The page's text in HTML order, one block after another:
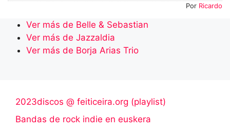
Por Ricardo
Ver más de Belle & Sebastian
Ver más de Jazzaldia
Ver más de Borja Arias Trio
2023discos @ feiticeira.org (playlist)
Bandas de rock indie en euskera